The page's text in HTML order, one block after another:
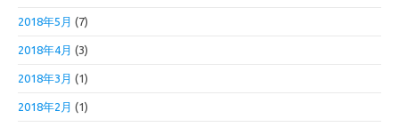
2018年5月 (7)
2018年4月 (3)
2018年3月 (1)
2018年2月 (1)